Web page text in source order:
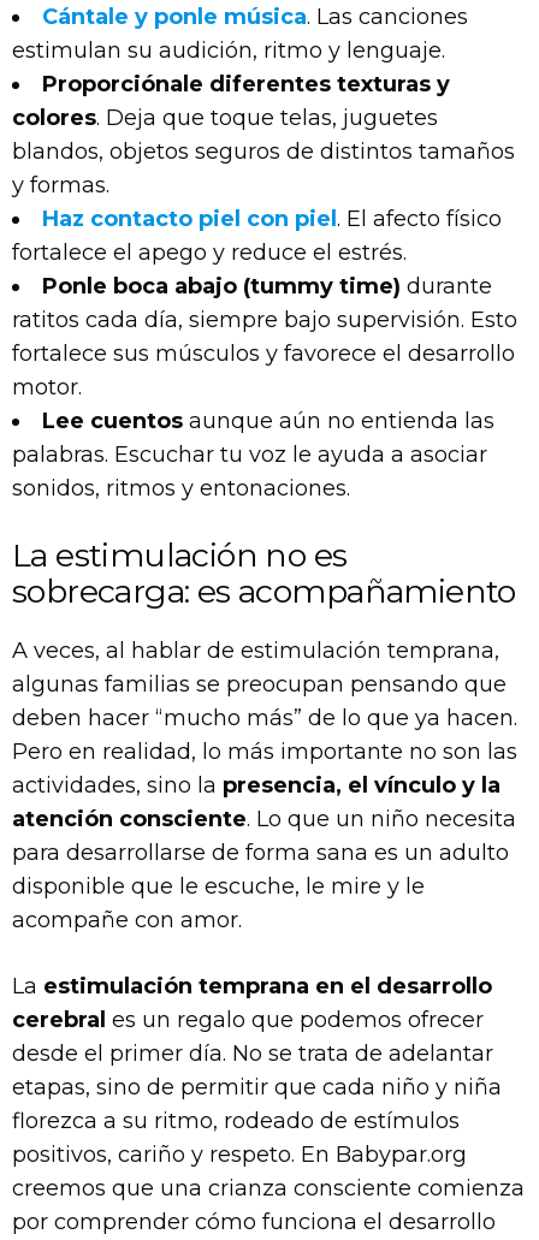
Cántale y ponle música. Las canciones
estimulan su audición, ritmo y lenguaje.
Proporciónale diferentes texturas y
colores. Deja que toque telas, juguetes
blandos, objetos seguros de distintos tamaños
y formas.
Haz contacto piel con piel . El afecto físico
fortalece el apego y reduce el estrés.
Ponle boca abajo (tummy time) durante
ratitos cada día, siempre bajo supervisión. Esto
fortalece sus músculos y favorece el desarrollo
motor.
Lee cuentos aunque aún no entienda las
palabras. Escuchar tu voz le ayuda a asociar
sonidos, ritmos y entonaciones.
La estimulación no es
sobrecarga: es acompañamiento
A veces, al hablar de estimulación temprana,
algunas familias se preocupan pensando que
deben hacer “mucho más” de lo que ya hacen.
Pero en realidad, lo más importante no son las
actividades, sino la presencia, el vínculo y la
atención consciente. Lo que un niño necesita
para desarrollarse de forma sana es un adulto
disponible que le escuche, le mire y le
acompañe con amor.
La estimulación temprana en el desarrollo
cerebral es un regalo que podemos ofrecer
desde el primer día. No se trata de adelantar
etapas, sino de permitir que cada niño y niña
florezca a su ritmo, rodeado de estímulos
positivos, cariño y respeto. En Babypar.org
creemos que una crianza consciente comienza
por comprender cómo funciona el desarrollo